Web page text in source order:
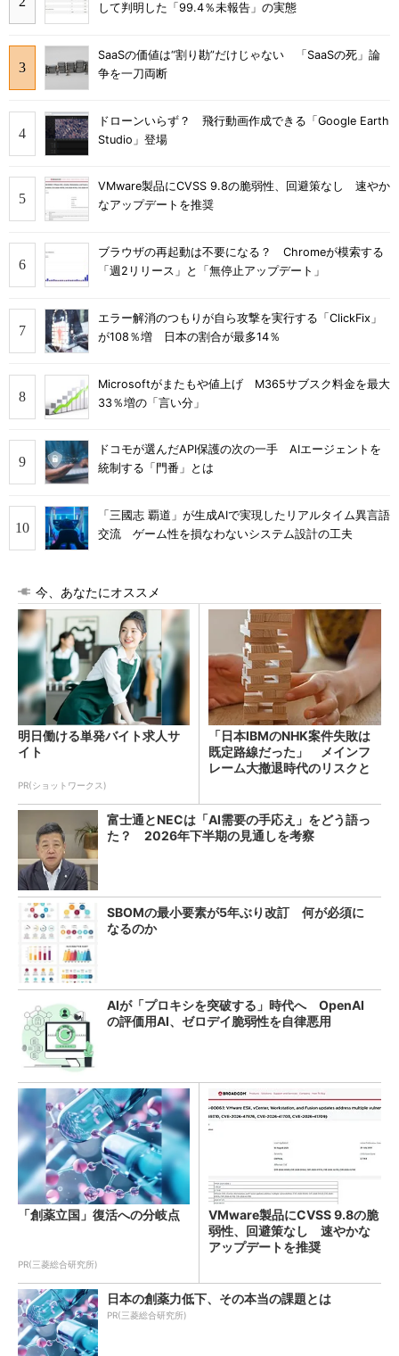
して判明した「99.4％未報告」の実態
SaaSの価値は“割り勘”だけじゃない 「SaaSの死」論
争を一刀両断
ドローンいらず？ 飛行動画作成できる「Google Earth
Studio」登場
VMware製品にCVSS 9.8の脆弱性、回避策なし 速やか
なアップデートを推奨
ブラウザの再起動は不要になる？ Chromeが模索する
「週2リリース」と「無停止アップデート」
エラー解消のつもりが自ら攻撃を実行する「ClickFix」
が108％増 日本の割合が最多14％
Microsoftがまたもや値上げ M365サブスク料金を最大
33％増の「言い分」
ドコモが選んだAPI保護の次の一手 AIエージェントを
統制する「門番」とは
「三國志 覇道」が生成AIで実現したリアルタイム異言語
交流 ゲーム性を損なわないシステム設計の工夫
今、あなたにオススメ
明日働ける単発バイト求人サ
イト
PR(ショットワークス)
「日本IBMのNHK案件失敗は
既定路線だった」 メインフ
レーム大撤退時代のリスクと
富士通とNECは「AI需要の手応え」をどう語っ
た？ 2026年下半期の見通しを考察
SBOMの最小要素が5年ぶり改訂 何が必須に
なるのか
AIが「プロキシを突破する」時代へ OpenAI
の評価用AI、ゼロデイ脆弱性を自律悪用
「創薬立国」復活への分岐点
PR(三菱総合研究所)
VMware製品にCVSS 9.8の脆
弱性、回避策なし 速やかな
アップデートを推奨
日本の創薬力低下、その本当の課題とは
PR(三菱総合研究所)